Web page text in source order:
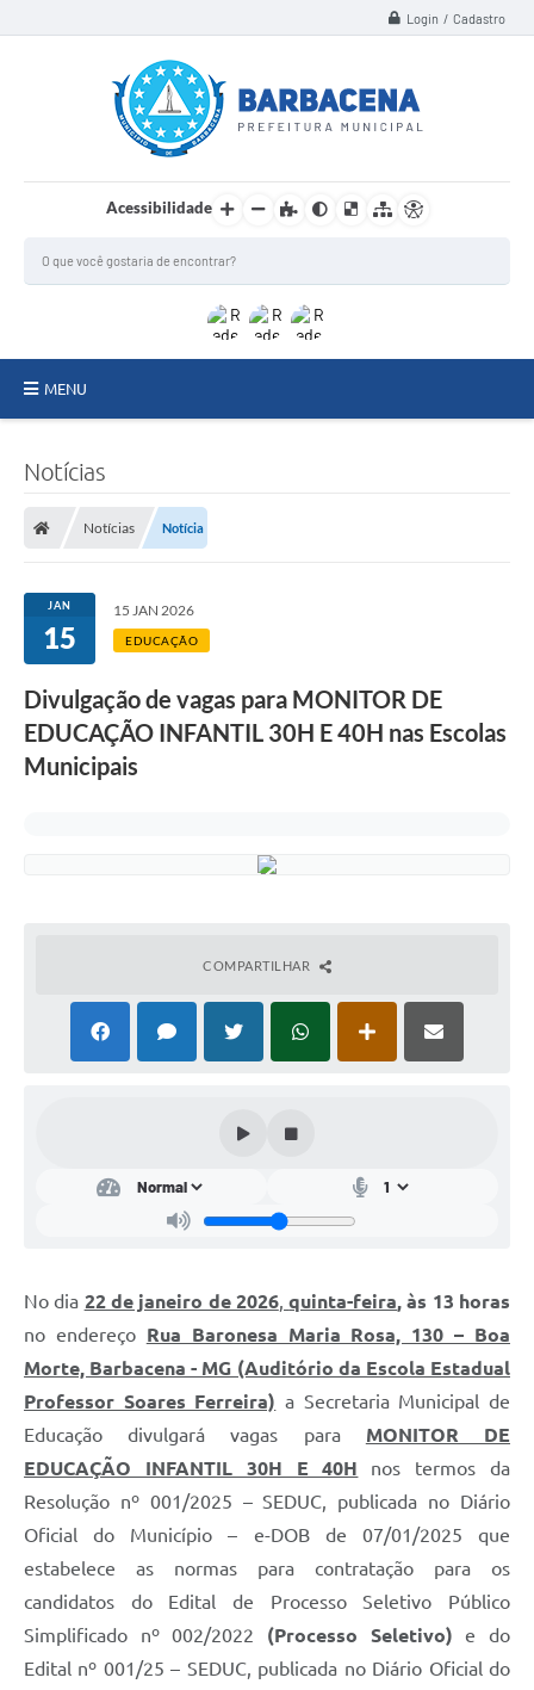
Login / Cadastro
Acessibilidade
MENU
Meio Ambiente
Ouvidoria
Serviços
Visite Barbacena
PPA - PLANO PLURIANUAL 2026/2029
PCA (Planos de Contratações Anuais)
PNAB 2026 - Ciclo 2
Plano Diretor e Mobilidade Urbana
3º Jornada Empreendedora BQ
Festival Gastronômico
Emprega Barbacena
Regularização de bairros
Carta de Serviços
Arquivos para Download
Notícias
Notícias Notícia
JAN
15
15 JAN 2026
EDUCAÇÃO
Divulgação de vagas para MONITOR DE
EDUCAÇÃO INFANTIL 30H E 40H nas Escolas
Municipais
COMPARTILHAR
No dia 22 de janeiro de 2026,quinta-feira, às 13 horas
no endereço Rua Baronesa Maria Rosa, 130 – Boa
Morte, Barbacena - MG (Auditório da Escola Estadual
Professor Soares Ferreira) a Secretaria Municipal de
Educação divulgará vagas para MONITOR DE
EDUCAÇÃO INFANTIL 30H E 40H
nos termos da
Resolução nº 001/2025 – SEDUC, publicada no Diário
Oficial do Município – e-DOB de 07/01/2025 que
estabelece as normas para contratação para os
candidatos do Edital de Processo Seletivo Público
Simplificado nº 002/2022 (Processo Seletivo) e do
Edital nº 001/25 – SEDUC, publicada no Diário Oficial do